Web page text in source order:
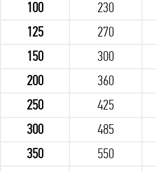
100
230
125
270
150
300
200
360
250
425
300
485
350
550